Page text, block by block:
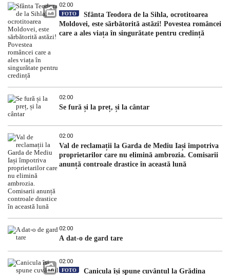
02:00
FOTO
Sfânta Teodora de la Sihla, ocrotitoarea
Moldovei, este sărbătorită astăzi! Povestea româncei
care a ales viața în singurătate pentru credință
02:00
Se fură și la preț, și la cântar
02:00
Val de reclamații la Garda de Mediu Iași împotriva
proprietarilor care nu elimină ambrozia. Comisarii
anunță controale drastice în această lună
02:00
A dat-o de gard tare
02:00
FOTO Canicula își spune cuvântul la Grădina